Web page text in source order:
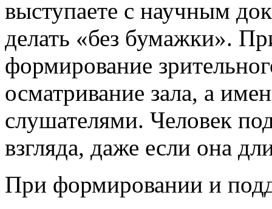
выступаете с научным
делать «без бумажки».
формирование
осматривание зала, а
слушателями. Человек
взгляда, даже если она
При формировании и